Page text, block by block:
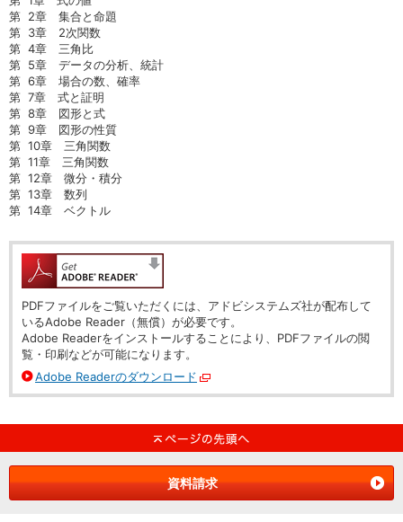
第 2章 集合と命題
第 3章 2次関数
第 4章 三角比
第 5章 データの分析、統計
第 6章 場合の数、確率
第 7章 式と証明
第 8章 図形と式
第 9章 図形の性質
第 10章 三角関数
第 11章 三角関数
第 12章 微分・積分
第 13章 数列
第 14章 ベクトル
PDFファイルをご覧いただくには、アドビシステムズ社が配布して
いるAdobe Reader（無償）が必要です。
Adobe Readerをインストールすることにより、PDFファイルの閲
覧・印刷などが可能になります。
Adobe Readerのダウンロード
資料請求